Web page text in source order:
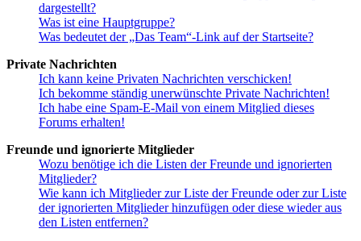
dargestellt?
Was ist eine Hauptgruppe?
Was bedeutet der „Das Team“-Link auf der Startseite?
Private Nachrichten
Ich kann keine Privaten Nachrichten verschicken!
Ich bekomme ständig unerwünschte Private Nachrichten!
Ich habe eine Spam-E-Mail von einem Mitglied dieses
Forums erhalten!
Freunde und ignorierte Mitglieder
Wozu benötige ich die Listen der Freunde und ignorierten
Mitglieder?
Wie kann ich Mitglieder zur Liste der Freunde oder zur Liste
der ignorierten Mitglieder hinzufügen oder diese wieder aus
den Listen entfernen?